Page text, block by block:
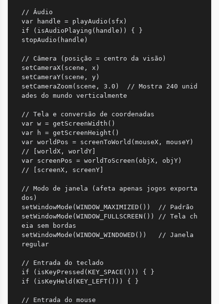
// Áudio
var handle = playAudio(sfx)
if (isAudioPlaying(handle)) { }
stopAudio(handle)
// Câmera (posição = centro da visão)
setCameraX(scene, x)
setCameraY(scene, y)
setCameraZoom(scene, 3.0)  // Mostra 240 unid
ades do mundo verticalmente
// Tela e conversão de coordenadas
var w = getScreenWidth()
var h = getScreenHeight()
var worldPos = screenToWorld(mouseX, mouseY)
// [worldX, worldY]
var screenPos = worldToScreen(objX, objY)
// [screenX, screenY]
// Modo de janela (afeta apenas jogos exporta
dos)
setWindowMode(WINDOW_MAXIMIZED())  // Padrão
setWindowMode(WINDOW_FULLSCREEN()) // Tela ch
eia sem bordas
setWindowMode(WINDOW_WINDOWED())   // Janela
regular
// Entrada do teclado
if (isKeyPressed(KEY_SPACE())) { }
if (isKeyHeld(KEY_LEFT())) { }
// Entrada do mouse